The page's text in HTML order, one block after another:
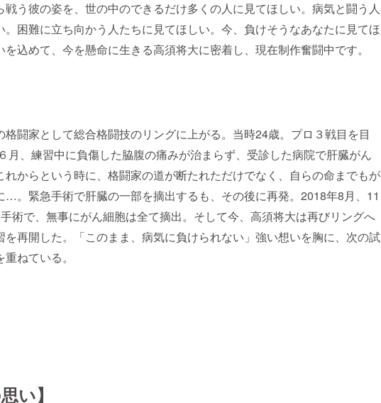
戦う彼の姿を、世の中のできるだけ多くの人に見てほしい。病気と闘う人
。困難に立ち向かう人たちに見てほしい。今、負けそうなあなたに見てほ
を込めて、今を懸命に生きる高須将大に密着し、現在制作奮闘中です。
格闘家として総合格闘技のリングに上がる。当時24歳。プロ３戦目を目
月、練習中に負傷した脇腹の痛みが治まらず、受診した病院で肝臓がん
れからという時に、格闘家の道が断たれただけでなく、自らの命までもが
…。緊急手術で肝臓の一部を摘出するも、その後に再発。2018年8月、11
術で、無事にがん細胞は全て摘出。そして今、高須将大は再びリングへ
を再開した。「このまま、病気に負けられない」強い想いを胸に、次の試
ねている。
い】